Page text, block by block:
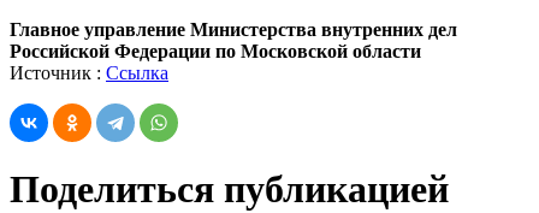
Главное управление Министерства внутренних дел
Российской Федерации по Московской области
Источник : Ссылка
Поделиться публикацией